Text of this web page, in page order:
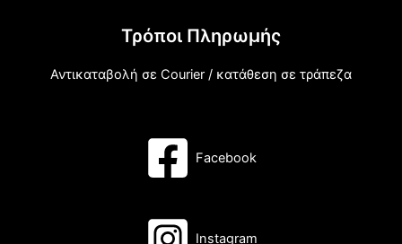
Τρόποι Πληρωμής
Αντικαταβολή σε Courier / κατάθεση σε τράπεζα
Facebook
Instagram